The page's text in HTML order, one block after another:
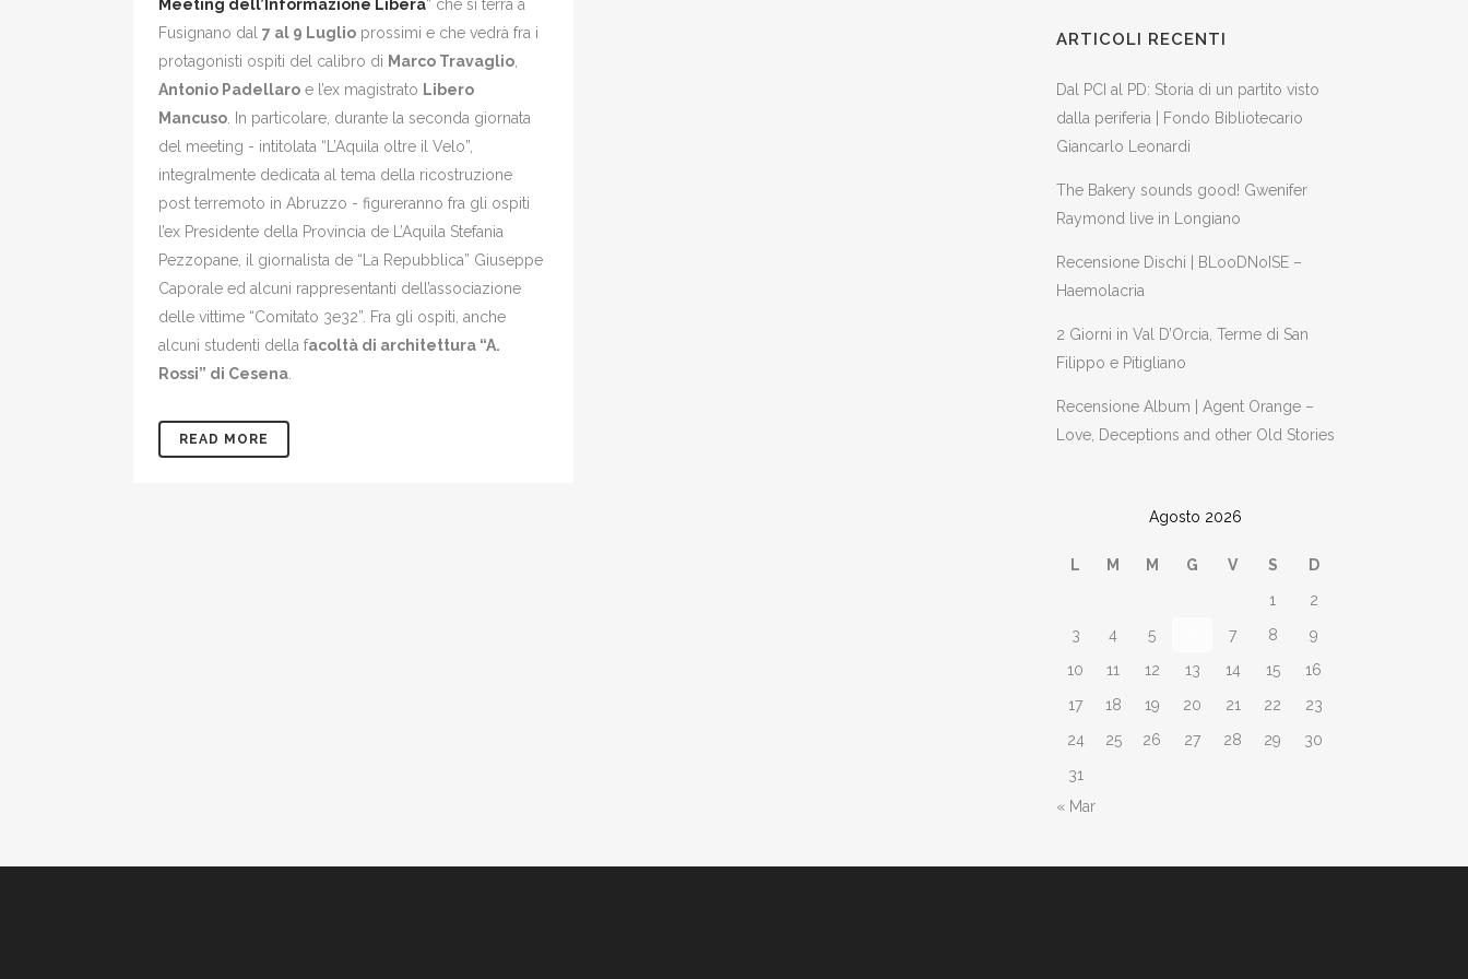
Meeting dell’Informazione Libera” che si terrà a
Fusignano dal 7 al 9 Luglio prossimi e che vedrà fra i
protagonisti ospiti del calibro di Marco Travaglio
Antonio Padellaro e l’ex magistrato Libero
Mancuso . In particolare, durante la seconda giornata
del meeting - intitolata “L’Aquila oltre il Velo”,
integralmente dedicata al tema della ricostruzione
post terremoto in Abruzzo - figureranno fra gli ospiti
l’ex Presidente della Provincia de L’Aquila Stefania
Pezzopane, il giornalista de “La Repubblica” Giuseppe
Caporale ed alcuni rappresentanti dell’associazione
delle vittime “Comitato 3e32”. Fra gli ospiti, anche
alcuni studenti della facoltà di architettura “A.
Rossi” di Cesena
READ MORE
ARTICOLI RECENTI
Dal PCI al PD: Storia di un partito visto
dalla periferia | Fondo Bibliotecario
Giancarlo Leonardi
The Bakery sounds good! Gwenifer
Raymond live in Longiano
Recensione Dischi | BLooDNoISE –
Haemolacria
2 Giorni in Val D’Orcia, Terme di San
Filippo e Pitigliano
Recensione Album | Agent Orange –
Love, Deceptions and other Old Stories
Agosto 2026
L M M G V S
D
1
2
3
4 5 7 8
9
10
11 12 13 14 15
16
17
18 19 20 21 22
23
24
25 26 27 28 29
30
31
« Mar